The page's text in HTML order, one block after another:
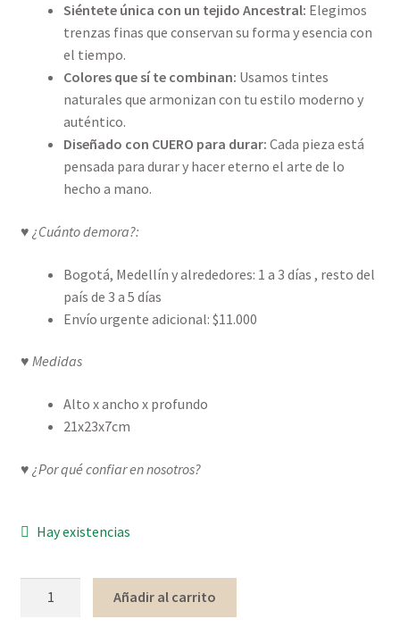
Siéntete única con un tejido Ancestral: Elegimos
trenzas finas que conservan su forma y esencia con
el tiempo.
Colores que sí te combinan: Usamos tintes
naturales que armonizan con tu estilo moderno y
auténtico.
Diseñado con CUERO para durar: Cada pieza está
pensada para durar y hacer eterno el arte de lo
hecho a mano.
♥ ¿Cuánto demora?:
Bogotá, Medellín y alrededores: 1 a 3 días , resto del
país de 3 a 5 días
Envío urgente adicional: $11.000
♥ Medidas
Alto x ancho x profundo
21x23x7cm
♥ ¿Por qué confiar en nosotros?
Hay existencias
Añadir al carrito